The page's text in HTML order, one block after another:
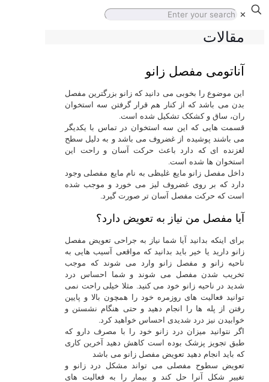
✕
مقالات
آناتومی مفصل زانو
این موضوع را بخوبی می دانید که زانو بزرگترین مفصل
بدن می باشد که از کنار هم قرار گرفتن سه استخوان
ران، ساق و کشکک تشکیل شده است.
قسمت هایی که این سه استخوان در تماس با یکدیگر
می باشند پوشیده از غضروف می باشد و به دلیل سطح
لغزنده ای که دارد باعث حرکت آسان و راحت این
استخوان ها شده است.
داخل مفصل زانو مایع غلیظی به نام مایع مفصلی وجود
دارد که بر روی غضروف لیز می خورد و موجب شده
است که حرکت مفصل آسان تر صورت گیرد.
آیا مفصل من نیاز به تعویض دارد؟
برای اینکه بدانید آیا شما نیاز به جراحی تعویض مفصل
زانو دارید یا خیر باید بدانید که مواقعی آسیب هایی به
ناحیه زانو و مفصل زانو وارد می شوند که موجب
تخریب شدن مفصل می شوند و شما احساس درد
شدید در ناحیه زانو خود می کنید. مثلا خیلی راحت نمی
توانید فعالیت های روزمره خود را همچون بالا و پایین
رفتن از پله ها را انجام دهید و حتی هنگام نشستن و
خوابیدن نیز درد شدیدی احساس خواهید کرد.
اگر نتوانید میزان درد زانو خود را با مصرف دارو که
طبق تجویز پزشک بوده است کاهش دهید آخرین کاری
که باید انجام دهید تعویض مفصل زانو می باشد
تعویض سطوح مفصلی می تواند مشکل درد زانو و
تغییر شکل آنرا حل کند و بیمار را به فعالیت های